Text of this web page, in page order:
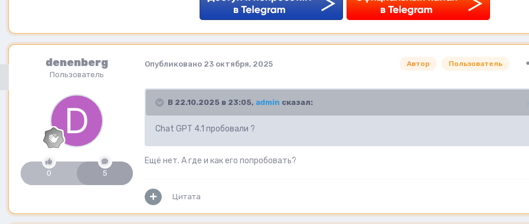
denenberg
Пользователь
0 5
Автор Пользователь
Опубликовано 23 октября, 2025
В 22.10.2025 в 23:05, admin сказал:
Chat GPT 4.1 пробовали ?
Ещё нет. А где и как его попробовать?
Цитата